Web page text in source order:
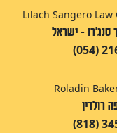
Lilach Sangero
סנג'רו - ישראל
(054)
Roladin
רולדין
(818)